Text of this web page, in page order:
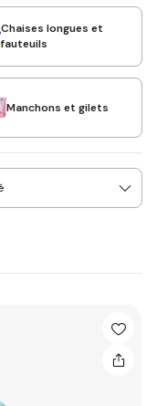
Chaises longues et
fauteuils
Manchons et gilets